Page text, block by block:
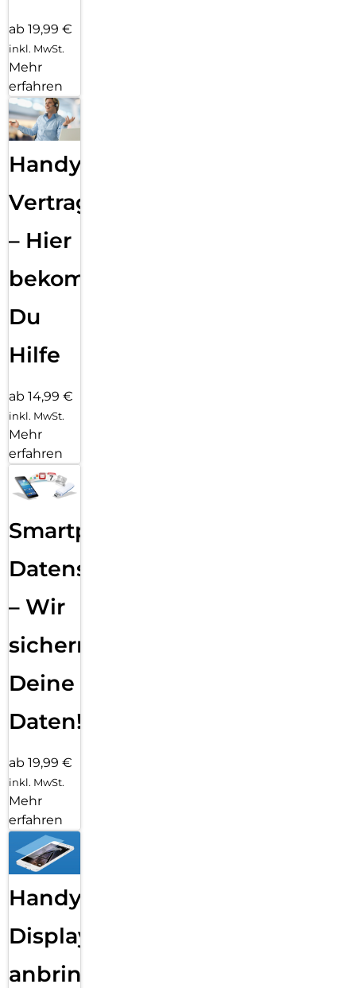
ab 19,99 €
inkl. MwSt.
Mehr
erfahren
Handy
Vertragsabwicklung
– Hier
bekommst
Du
Hilfe
ab 14,99 €
inkl. MwSt.
Mehr
erfahren
Smartphone
Datensicherung
– Wir
sichern
Deine
Daten!
ab 19,99 €
inkl. MwSt.
Mehr
erfahren
Handy
Displayfolie
anbringen